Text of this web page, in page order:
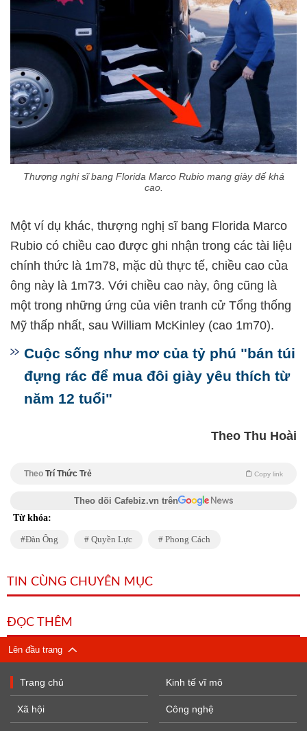
Thượng nghị sĩ bang Florida Marco Rubio mang giày đế khá
cao.
Một ví dụ khác, thượng nghị sĩ bang Florida Marco
Rubio có chiều cao được ghi nhận trong các tài liệu
chính thức là 1m78, mặc dù thực tế, chiều cao của
ông này là 1m73. Với chiều cao này, ông cũng là
một trong những ứng của viên tranh cử Tổng thống
Mỹ thấp nhất, sau William McKinley (cao 1m70).
Cuộc sống như mơ của tỷ phú "bán túi
đựng rác để mua đôi giày yêu thích từ
năm 12 tuổi"
Theo Thu Hoài
Theo Trí Thức Trẻ Copy link
Theo dõi Cafebiz.vn trên
Từ khóa:
Đàn Ông Quyền Lực Phong Cách
TIN CÙNG CHUYÊN MỤC
ĐỌC THÊM
Lên đầu trang
Trang chủ
Xã hội
Kinh tế vĩ mô
Công nghệ